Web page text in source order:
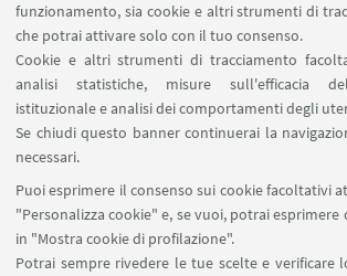
funzionamento, sia cookie e altri strumenti di
che potrai attivare solo con il tuo consenso.
Cookie e altri strumenti di tracciamento
analisi statistiche, misure sull'efficacia
istituzionale e analisi dei comportamenti degli
Se chiudi questo banner continuerai la
necessari.
Puoi esprimere il consenso sui cookie facoltativi
"Personalizza cookie" e, se vuoi, potrai esprimere
in "Mostra cookie di profilazione".
Potrai sempre rivedere le tue scelte e verificare
Tecnologie al plasma
settore alimentare:
qualità e potenzialità
Vai alla pagina